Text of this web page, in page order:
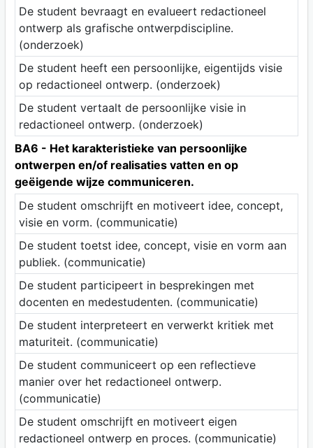
De student bevraagt en evalueert redactioneel
ontwerp als grafische ontwerpdiscipline.
(onderzoek)
De student heeft een persoonlijke, eigentijds visie
op redactioneel ontwerp. (onderzoek)
De student vertaalt de persoonlijke visie in
redactioneel ontwerp. (onderzoek)
BA6 - Het karakteristieke van persoonlijke
ontwerpen en/of realisaties vatten en op
geëigende wijze communiceren.
De student omschrijft en motiveert idee, concept,
visie en vorm. (communicatie)
De student toetst idee, concept, visie en vorm aan
publiek. (communicatie)
De student participeert in besprekingen met
docenten en medestudenten. (communicatie)
De student interpreteert en verwerkt kritiek met
maturiteit. (communicatie)
De student communiceert op een reflectieve
manier over het redactioneel ontwerp.
(communicatie)
De student omschrijft en motiveert eigen
redactioneel ontwerp en proces. (communicatie)